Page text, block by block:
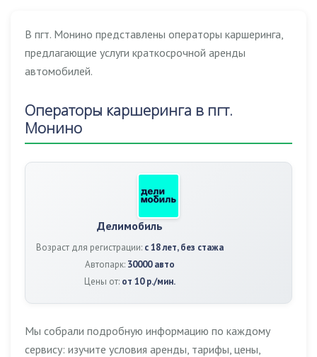
В пгт. Монино представлены операторы каршеринга,
предлагающие услуги краткосрочной аренды
автомобилей.
Операторы каршеринга в пгт.
Монино
Делимобиль
Возраст для регистрации: с 18 лет, без стажа
Автопарк: 30000 авто
Цены от: от 10 р./мин.
Мы собрали подробную информацию по каждому
сервису: изучите условия аренды, тарифы, цены,